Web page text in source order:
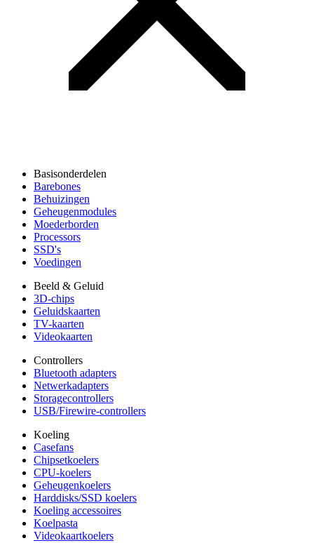
Basisonderdelen
Barebones
Behuizingen
Geheugenmodules
Moederborden
Processors
SSD's
Voedingen
Beeld & Geluid
3D-chips
Geluidskaarten
TV-kaarten
Videokaarten
Controllers
Bluetooth adapters
Netwerkadapters
Storagecontrollers
USB/Firewire-controllers
Koeling
Casefans
Chipsetkoelers
CPU-koelers
Geheugenkoelers
Harddisks/SSD koelers
Koeling accessoires
Koelpasta
Videokaartkoelers